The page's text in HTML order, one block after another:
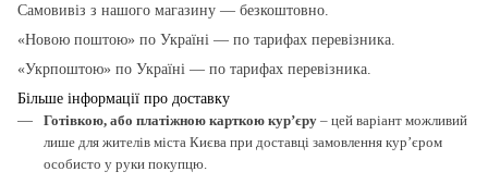
Самовивіз з нашого магазину — безкоштовно.
«Новою поштою» по Україні — по тарифах перевізника.
«Укрпоштою» по Україні — по тарифах перевізника.
Більше інформації про доставку
Готівкою, або платіжною карткою кур’єру – цей варіант можливий
лише для жителів міста Києва при доставці замовлення кур’єром
особисто у руки покупцю.